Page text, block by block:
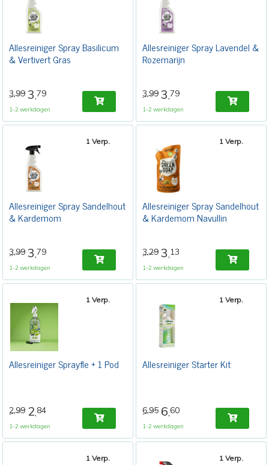
Allesreiniger Spray Basilicum
& Vertivert Gras
3,99 3,79
1-2 werkdagen
Allesreiniger Spray Lavendel &
Rozemarijn
3,99 3,79
1-2 werkdagen
1 Verp.
Allesreiniger Spray Sandelhout
& Kardemom
3,99 3,79
1-2 werkdagen
1 Verp.
Allesreiniger Spray Sandelhout
& Kardemom Navullin
3,29 3,13
1-2 werkdagen
1 Verp.
Allesreiniger Sprayfle + 1 Pod
2,99 2,84
1-2 werkdagen
1 Verp.
Allesreiniger Starter Kit
6,95 6,60
1-2 werkdagen
1 Verp. 1 Verp.